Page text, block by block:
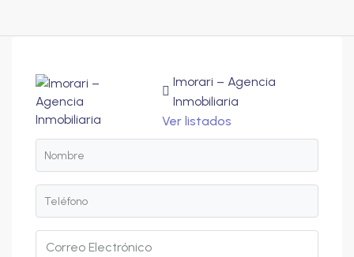
Imorari – Agencia
Inmobiliaria
Ver listados